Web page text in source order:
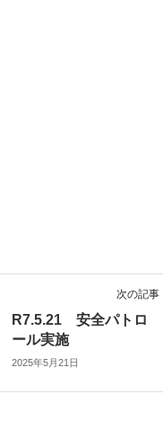
次の記事
R7.5.21 安全パトロ
ール実施
2025年5月21日